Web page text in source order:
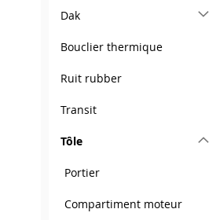
Ajouter au panier
Ajouter au panier
Dak
Bouclier thermique
Ruit rubber
Transit
Tôle
Portier
Compartiment moteur